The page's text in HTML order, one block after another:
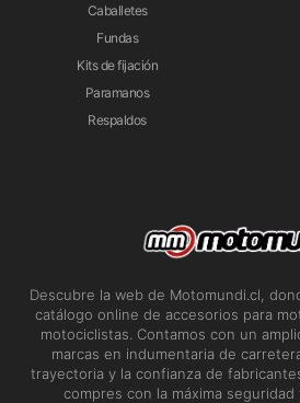
Caballetes
Fundas
Kits de fijación
Paramanos
Respaldos
Descubre la web de Motomundi.cl,
catálogo online de accesorios para
motociclistas. Contamos con un
marcas en indumentaria de
trayectoria y la confianza de
compres con la máxima seguridad